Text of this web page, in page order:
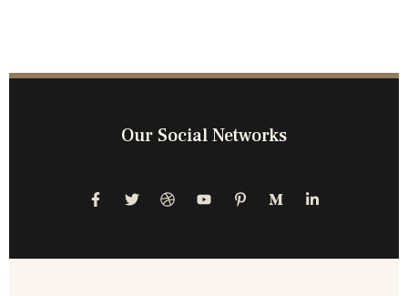
Our Social Networks